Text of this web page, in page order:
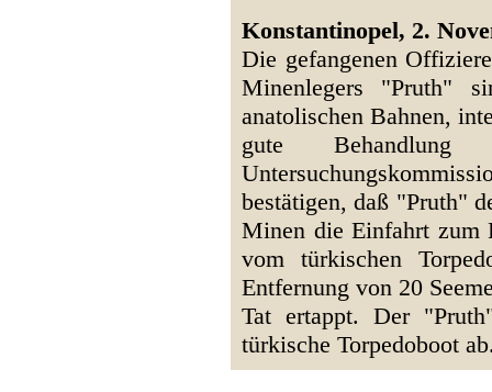
Konstantinopel, 2.
Die gefangenen
Minenlegers "Pruth"
anatolischen Bahnen,
gute
bestätigen, daß "Pruth"
Minen die Einfahrt zum
vom türkischen
Entfernung von 20
Tat ertappt. Der
türkische Torpedoboot